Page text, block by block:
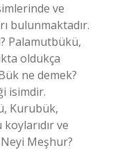
ve
bulunmaktadır.
Palamutbükü,
oldukça
ne demek?
isimdir.
Kurubük,
koylarıdır ve
Meşhur?